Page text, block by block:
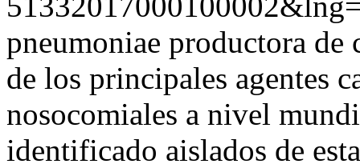
pneumoniae productora de
de los principales agentes
nosocomiales a nivel
identificado aislados de